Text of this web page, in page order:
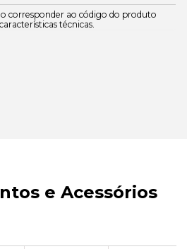
corresponder ao código do produto
técnicas.
e Acessórios